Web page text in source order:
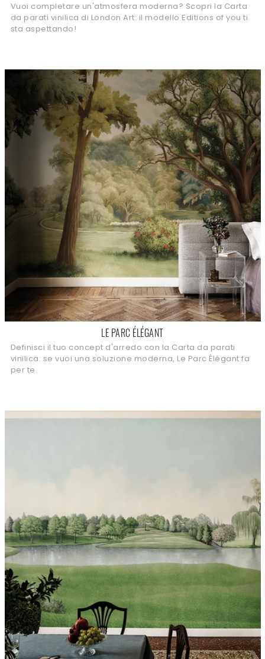
Vuoi completare un'atmosfera moderna? Scopri la Carta
da parati vinilica di London Art: il modello Editions of you ti
sta aspettando!
LE PARC ÉLÉGANT
Definisci il tuo concept d'arredo con la Carta da parati
vinilica: se vuoi una soluzione moderna, Le Parc Élégant fa
per te.